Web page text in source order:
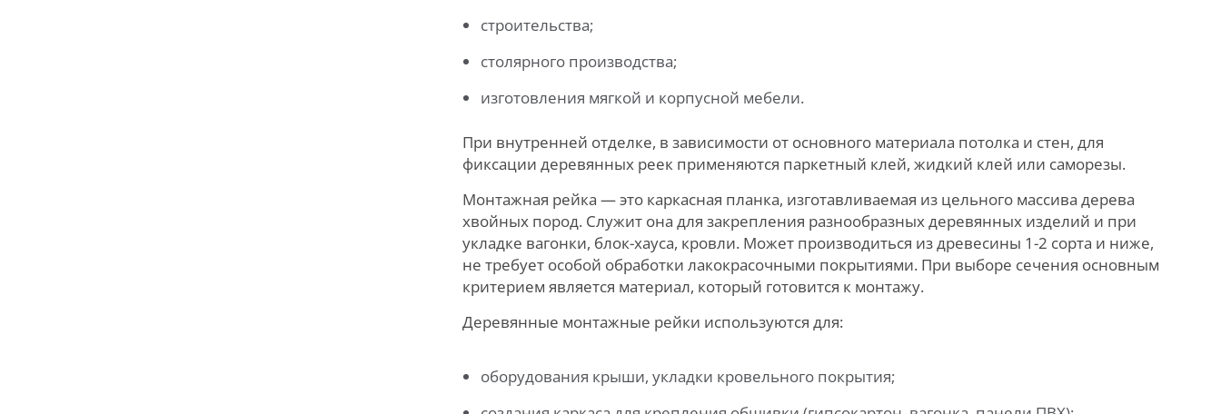
строительства;
столярного производства;
изготовления мягкой и корпусной мебели.
При внутренней отделке, в зависимости от основного материала потолка и стен, для
фиксации деревянных реек применяются паркетный клей, жидкий клей или саморезы.
Монтажная рейка — это каркасная планка, изготавливаемая из цельного массива дерева
хвойных пород. Служит она для закрепления разнообразных деревянных изделий и при
укладке вагонки, блок-хауса, кровли. Может производиться из древесины 1-2 сорта и ниже,
не требует особой обработки лакокрасочными покрытиями. При выборе сечения основным
критерием является материал, который готовится к монтажу.
Деревянные монтажные рейки используются для:
оборудования крыши, укладки кровельного покрытия;